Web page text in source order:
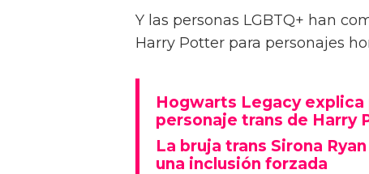
Y las personas LGBTQ+ han
Harry Potter para personajes
Hogwarts Legacy
personaje trans de Harry
La bruja trans Sirona
una inclusión forzada